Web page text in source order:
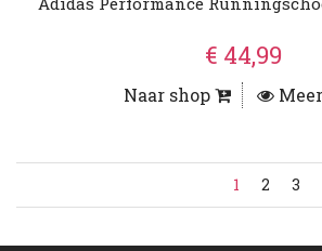
€ 44,99
Naar shop
1 2 3